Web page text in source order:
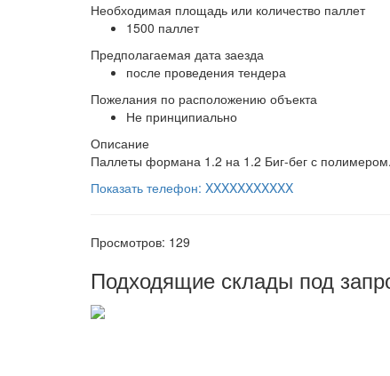
Необходимая площадь или количество паллет
1500 паллет
Предполагаемая дата заезда
после проведения тендера
Пожелания по расположению объекта
Не принципиально
Описание
Паллеты формана 1.2 на 1.2 Биг-бег с
Показать телефон: XXXXXXXXXXX
Просмотров: 129
Подходящие склады под